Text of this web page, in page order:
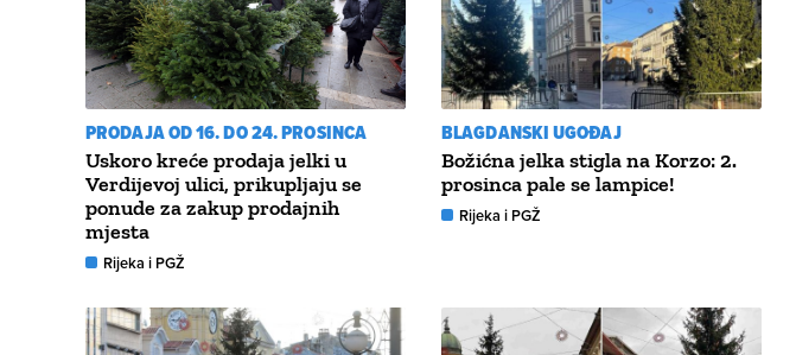
PRODAJA OD 16. DO 24. PROSINCA
Uskoro kreće prodaja jelki u
Verdijevoj ulici, prikupljaju se
ponude za zakup prodajnih
mjesta
Rijeka i PGŽ
BLAGDANSKI UGOĐAJ
Božićna jelka stigla na Korzo: 2.
prosinca pale se lampice!
Rijeka i PGŽ